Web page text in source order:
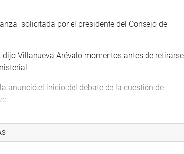
solicitada por el presidente del Consejo de
Villanueva Arévalo momentos antes de retirarse
anunció el inicio del debate de la cuestión de